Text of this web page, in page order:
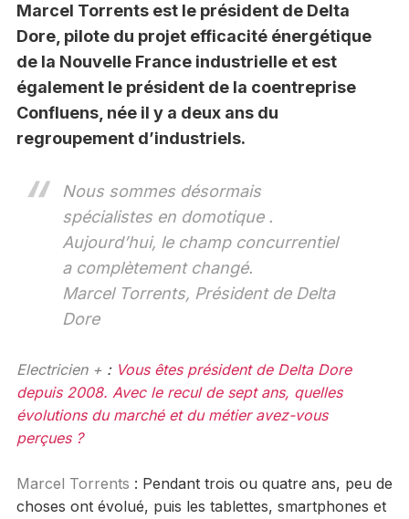
Marcel Torrents est le président de Delta
Dore, pilote du projet efficacité énergétique
de la Nouvelle France industrielle et est
également le président de la coentreprise
Confluens, née il y a deux ans du
regroupement d’industriels.
Nous sommes désormais
spécialistes en domotique .
Aujourd’hui, le champ concurrentiel
a complètement changé.
Marcel Torrents, Président de Delta
Dore
Electricien + : Vous êtes président de Delta Dore
depuis 2008. Avec le recul de sept ans, quelles
évolutions du marché et du métier avez-vous
perçues ?
Marcel Torrents : Pendant trois ou quatre ans, peu de
choses ont évolué, puis les tablettes, smartphones et